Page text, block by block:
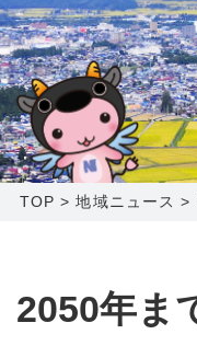
サポート
Q&A
センター情報
採用情報
〒992-0044
山形県米沢市春日四丁目
0238-24-2525
営業時間 9:00～
TOP >地域ニュース >
2050年ま